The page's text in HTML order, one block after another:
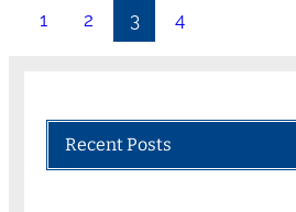
1 2 3 4
Recent Posts